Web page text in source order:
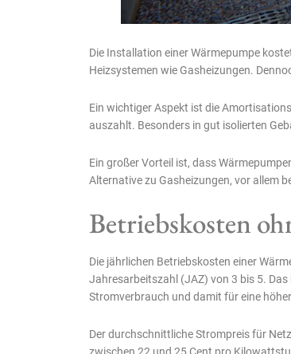
Die Installation einer Wärmepumpe
Heizsystemen wie Gasheizungen.
Ein wichtiger Aspekt ist die
auszahlt. Besonders in gut isolierten
Ein großer Vorteil ist, dass
Alternative zu Gasheizungen, vor allem
Betriebskosten
Die jährlichen Betriebskosten einer
Jahresarbeitszahl (JAZ) von 3 bis 5.
Stromverbrauch und damit für eine
Der durchschnittliche Strompreis für